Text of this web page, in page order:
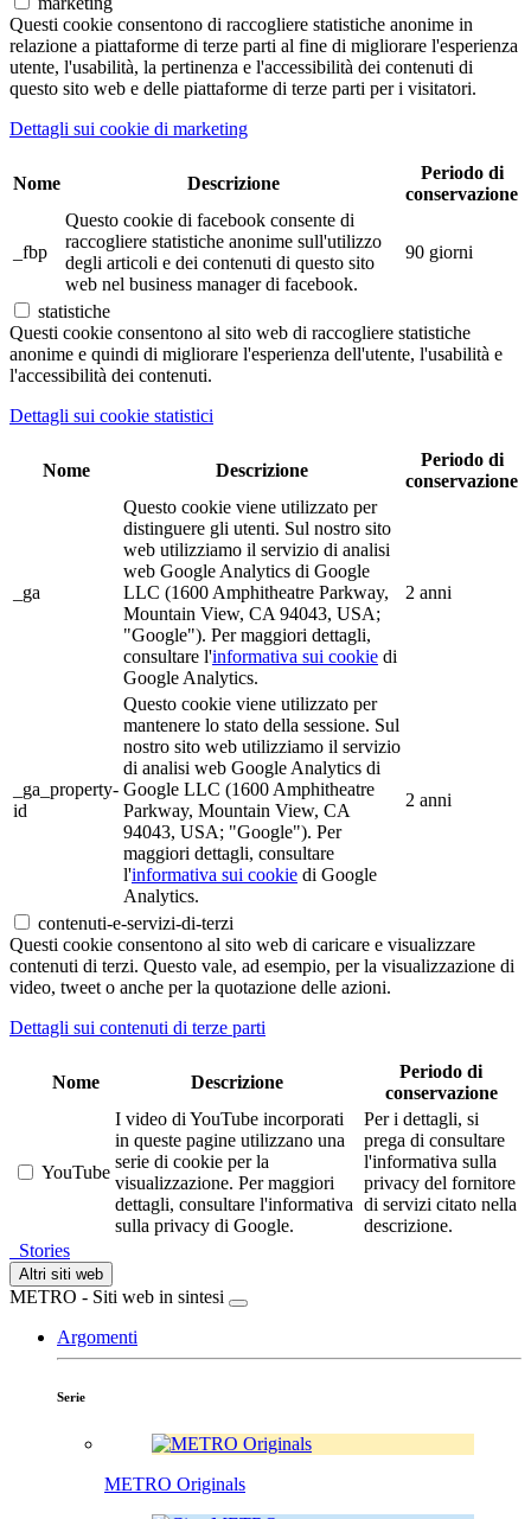
Questi cookie consentono di raccogliere statistiche anonime in
relazione a piattaforme di terze parti al fine di migliorare l'esperienza
utente, l'usabilità, la pertinenza e l'accessibilità dei contenuti di
questo sito web e delle piattaforme di terze parti per i visitatori.
Dettagli sui cookie di marketing
Nome Descrizione
Periodo di
conservazione
_fbp
Questo cookie di facebook consente di
raccogliere statistiche anonime sull'utilizzo
degli articoli e dei contenuti di questo sito
web nel business manager di facebook.
90 giorni
statistiche
Questi cookie consentono al sito web di raccogliere statistiche
anonime e quindi di migliorare l'esperienza dell'utente, l'usabilità e
l'accessibilità dei contenuti.
Dettagli sui cookie statistici
Nome Descrizione
Periodo di
conservazione
_ga
Questo cookie viene utilizzato per
distinguere gli utenti. Sul nostro sito
web utilizziamo il servizio di analisi
web Google Analytics di Google
LLC (1600 Amphitheatre Parkway,
Mountain View, CA 94043, USA;
"Google"). Per maggiori dettagli,
consultare l'informativa sui cookie di
Google Analytics.
2 anni
_ga_property-
id
Questo cookie viene utilizzato per
mantenere lo stato della sessione. Sul
nostro sito web utilizziamo il servizio
di analisi web Google Analytics di
Google LLC (1600 Amphitheatre
Parkway, Mountain View, CA
94043, USA; "Google"). Per
maggiori dettagli, consultare
l'informativa sui cookie di Google
Analytics.
2 anni
contenuti-e-servizi-di-terzi
Questi cookie consentono al sito web di caricare e visualizzare
contenuti di terzi. Questo vale, ad esempio, per la visualizzazione di
video, tweet o anche per la quotazione delle azioni.
Dettagli sui contenuti di terze parti
Nome Descrizione
Periodo di
conservazione
YouTube
I video di YouTube incorporati
in queste pagine utilizzano una
serie di cookie per la
visualizzazione. Per maggiori
dettagli, consultare l'informativa
sulla privacy di Google.
Per i dettagli, si
prega di consultare
l'informativa sulla
privacy del fornitore
di servizi citato nella
descrizione.
Stories
Altri siti web
METRO - Siti web in sintesi
Argomenti
Serie
METRO Originals